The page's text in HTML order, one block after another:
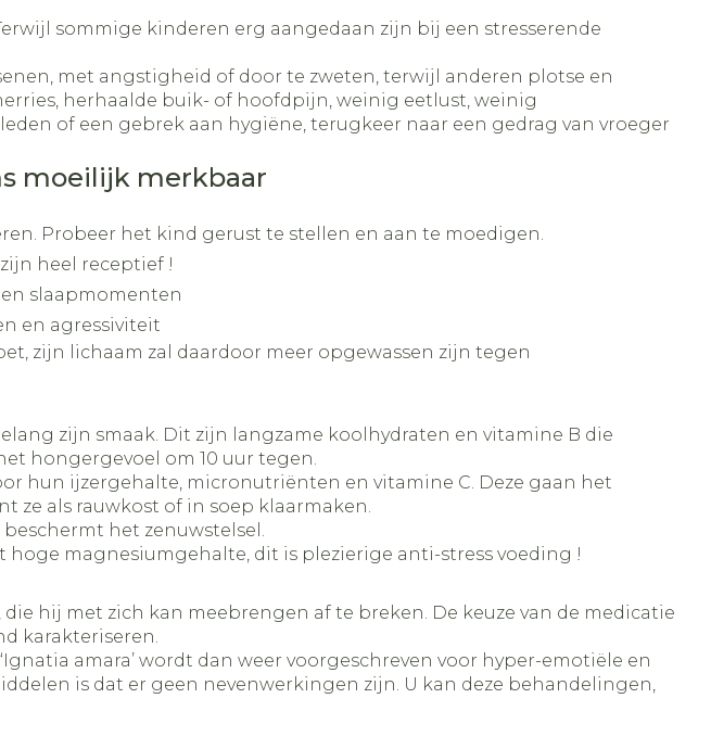
sommige kinderen erg aangedaan zijn bij een stresserende
met angstigheid of door te zweten, terwijl anderen plotse en
herhaalde buik- of hoofdpijn, weinig eetlust, weinig
of een gebrek aan hygiëne, terugkeer naar een gedrag van vroeger
moeilijk merkbaar
Probeer het kind gerust te stellen en aan te moedigen.
heel receptief !
slaapmomenten
en agressiviteit
zijn lichaam zal daardoor meer opgewassen zijn tegen
zijn smaak. Dit zijn langzame koolhydraten en vitamine B die
hongergevoel om 10 uur tegen.
hun ijzergehalte, micronutriënten en vitamine C. Deze gaan het
ze als rauwkost of in soep klaarmaken.
het zenuwstelsel.
magnesiumgehalte, dit is plezierige anti-stress voeding !
hij met zich kan meebrengen af te breken. De keuze van de medicatie
karakteriseren.
amara’ wordt dan weer voorgeschreven voor hyper-emotiële en
is dat er geen nevenwerkingen zijn. U kan deze behandelingen,